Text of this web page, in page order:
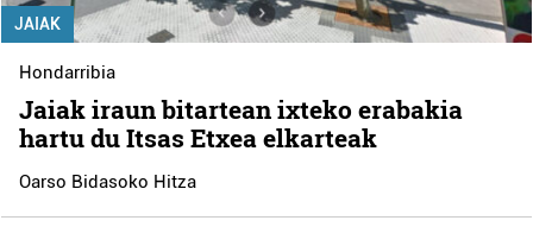
JAIAK
Hondarribia
Jaiak iraun bitartean ixteko erabakia
hartu du Itsas Etxea elkarteak
Oarso Bidasoko Hitza